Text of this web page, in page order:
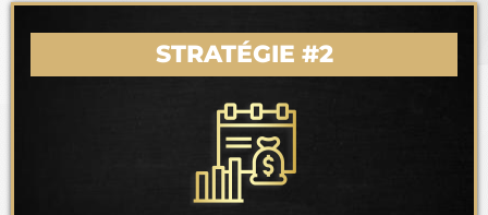
STRATÉGIE #2